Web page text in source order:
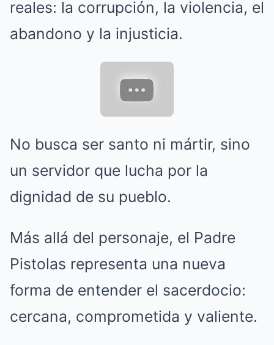
reales: la corrupción, la violencia, el
abandono y la injusticia.
No busca ser santo ni mártir, sino
un servidor que lucha por la
dignidad de su pueblo.
Más allá del personaje, el Padre
Pistolas representa una nueva
forma de entender el sacerdocio:
cercana, comprometida y valiente.